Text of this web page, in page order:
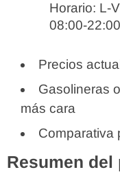
Horario: L-
08:00-22:00
Precios
Gasolineras
más cara
Comparativa
Resumen del